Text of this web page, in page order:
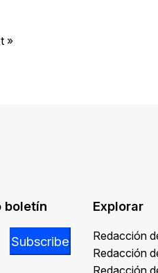
»
boletín
Subscribe
Explorar
Redacción
Redacción